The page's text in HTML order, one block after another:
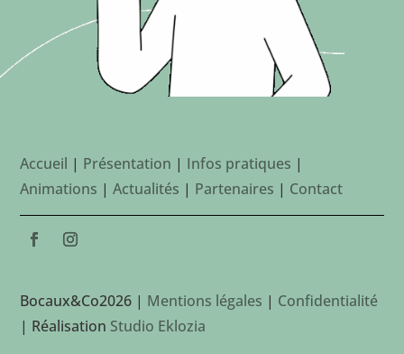
Accueil | Présentation | Infos pratiques |
Animations |Actualités | Partenaires | Contact
Bocaux&Co2026 | Mentions légales | Confidentialité
| Réalisation Studio Eklozia